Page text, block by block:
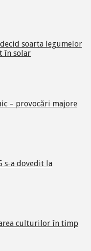
soarta legumelor
în solar
– provocări majore
s-a dovedit la
culturilor în timp